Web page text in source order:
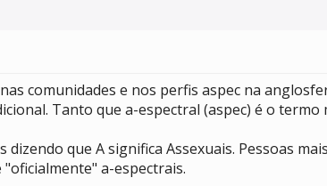
comunidades e nos perfis aspec na
Tanto que a-espectral (aspec) é o
dizendo que A significa Assexuais. Pessoas
a-espectrais.